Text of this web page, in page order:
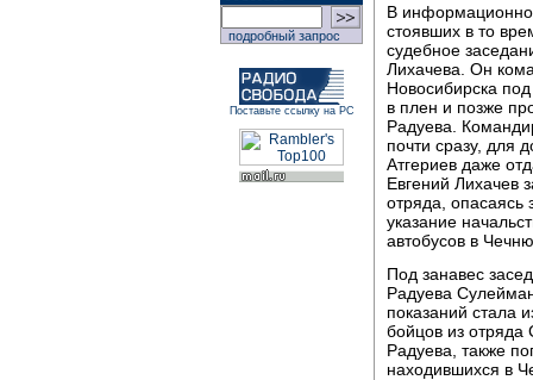
подробный запрос
Поставьте ссылку на РС
В
стоявших в то
судебное
Лихачева. Он
Новосибирска
в плен и позже
Радуева.
почти сразу, для
Атгериев даже
Евгений Лихачев
отряда, опасаясь
указание
автобусов в
Под занавес
Радуева
показаний стала
бойцов из
Радуева, также
находившихся в